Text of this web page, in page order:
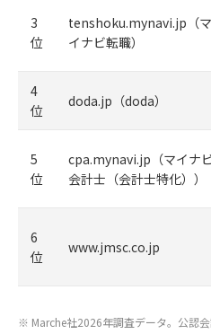
3
位
tenshoku.mynavi.jp（マ
イナビ転職）
4
位
doda.jp（doda）
5
位
cpa.mynavi.jp（マイナ
会計士（会計士特化））
6
位
www.jmsc.co.jp
※ Marche社2026年調査データ。公認